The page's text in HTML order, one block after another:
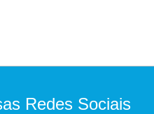
Redes Sociais